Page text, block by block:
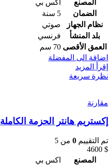
المصنع
اكس بي
الضمان
5 سنة
نظام الجهاز
صوتي
بلد المنشأ
فرنسي
العمق الأقصى 70 سم
اضافة الى المفضلة
إقرأ المزيد
نظرة سريعة
مقارنة
إكستريم هانتر الحزمة الكاملة
تم التقييم 0 من 5
4600 $
المصنع
اكس بي